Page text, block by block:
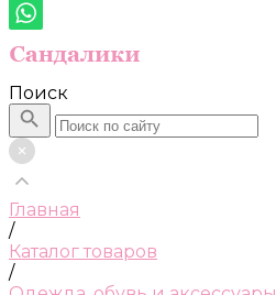
Поиск
Главная
/
Каталог товаров
/